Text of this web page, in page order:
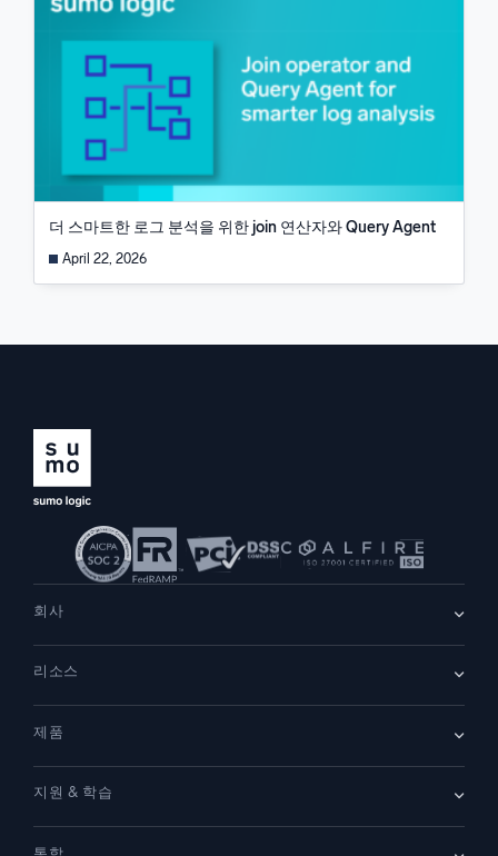
더 스마트한 로그 분석을 위한 join 연산자와 Query Agent
April 22, 2026
회사
채용 채용 중
리더십
뉴스룸
문의하기
리소스
고객 사례
데모
제품
SIEM
보안을 위한 로그
모니터링 및 문제 해결
지원 & 학습